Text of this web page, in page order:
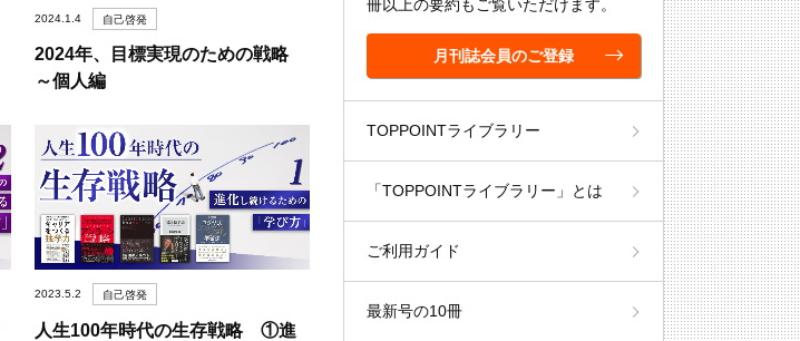
2024.1.4 自己啓発
2024年、目標実現のための戦略
～個人編
2023.5.2 自己啓発
人生100年時代の生存戦略 ①進
冊以上の要約もご覧いただけます。
月刊誌会員のご登録
TOPPOINTライブラリー
「TOPPOINTライブラリー」とは
ご利用ガイド
最新号の10冊